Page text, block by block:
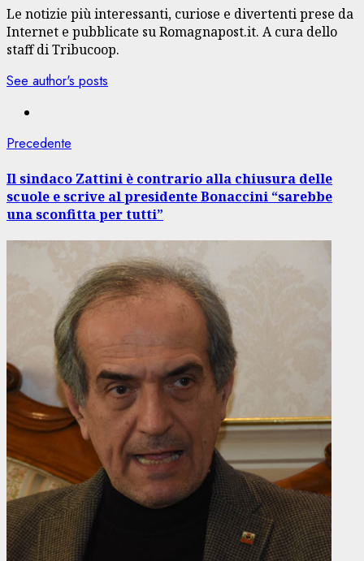
Le notizie più interessanti, curiose e divertenti prese da
Internet e pubblicate su Romagnapost.it. A cura dello
staff di Tribucoop.
See author's posts
Navigazione
articolo
Precedente
Il sindaco Zattini è contrario alla chiusura delle
scuole e scrive al presidente Bonaccini “sarebbe
una sconfitta per tutti”